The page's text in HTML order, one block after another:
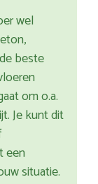
wel
beste
om o.a.
Je kunt dit
een
situatie.